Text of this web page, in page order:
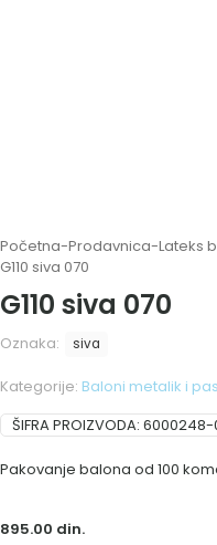
Početna-Prodavnica-Lateks
G110 siva 070
G110 siva 070
Oznaka: siva
Kategorije: Baloni metalik i
ŠIFRA PROIZVODA: 6000248-
Pakovanje balona od 100
895.00 din.